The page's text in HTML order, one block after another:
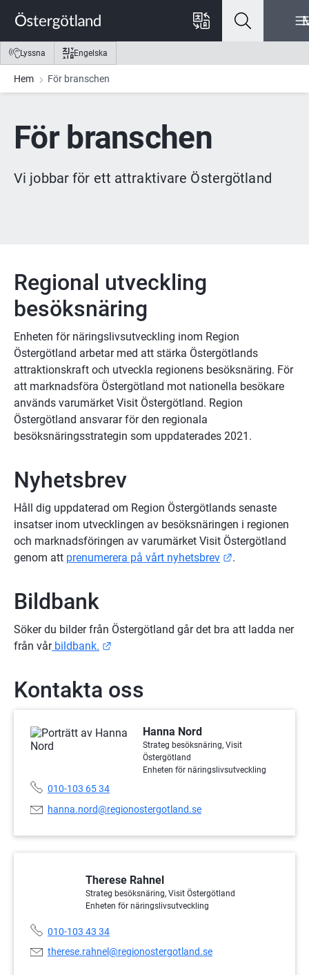
Gå till innehåll
Gå till meny
Gå till sidfot
Lyssna Engelska
Hem För branschen
För branschen
Vi jobbar för ett attraktivare Östergötland
Regional utveckling
besöksnäring
Enheten för näringslivsutveckling inom Region
Östergötland arbetar med att stärka Östergötlands
attraktionskraft och utveckla regionens besöksnäring. För
att marknadsföra Östergötland mot nationella besökare
används varumärket Visit Östergötland. Region
Östergötland ansvarar för den regionala
besöksnäringsstrategin som uppdaterades 2021.
Nyhetsbrev
Håll dig uppdaterad om Region Östergötlands senaste
insatser inom utvecklingen av besöksnäringen i regionen
och marknadsföringen av varumärket Visit Östergötland
genom att prenumerera på vårt nyhetsbrev Länk till annan
.
Bildbank
Söker du bilder från Östergötland går det bra att ladda ner
från vår bildbank.
Kontakta oss
Hanna Nord
Strateg besöksnäring, Visit
Östergötland
Enheten för näringslivsutveckling
Telefonnummer:
010-103 65 34
E-
hanna.nord@regionostergotland.se
Therese Rahnel
Strateg besöksnäring, Visit Östergötland
Enheten för näringslivsutveckling
Telefonnummer:
010-103 43 34
E-
therese.rahnel@regionostergotland.se